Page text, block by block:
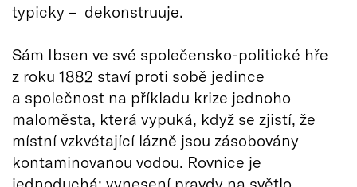
typicky – dekonstruuje.
Sám Ibsen ve své společensko-politické hře
z roku 1882 staví proti sobě jedince
a společnost na příkladu krize jednoho
maloměsta, která vypuká, když se zjistí, že
místní vzkvétající lázně jsou zásobovány
kontaminovanou vodou. Rovnice je
jednoduchá: vynesení pravdy na světlo